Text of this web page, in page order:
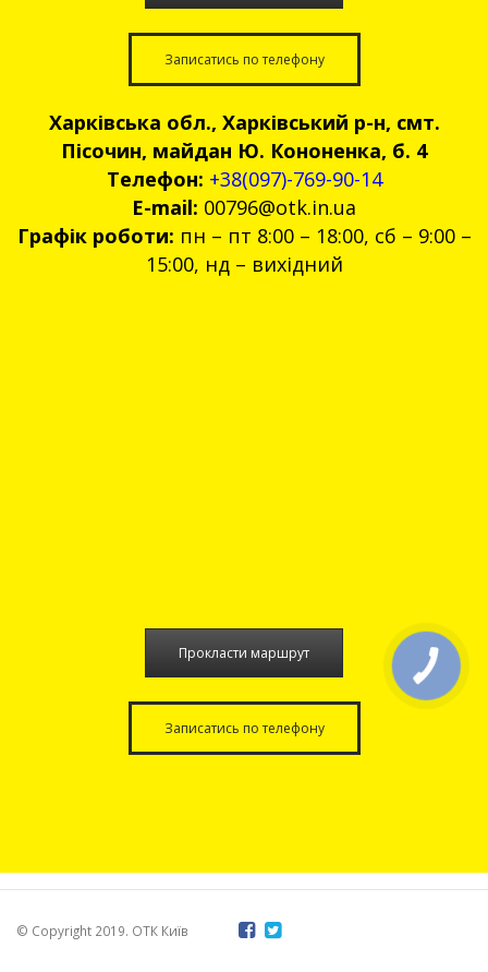
Записатись по телефону
Харківська обл., Харківський р-н, смт.
Пісочин, майдан Ю. Кононенка, б. 4
Телефон: +38(097)-769-90-14
E-mail: 00796@otk.in.ua
Графік роботи: пн – пт 8:00 – 18:00, сб – 9:00 –
15:00, нд – вихідний
Прокласти маршрут
Записатись по телефону
© Copyright 2019. ОТК Київ
КНОПКА
СВЯЗИ